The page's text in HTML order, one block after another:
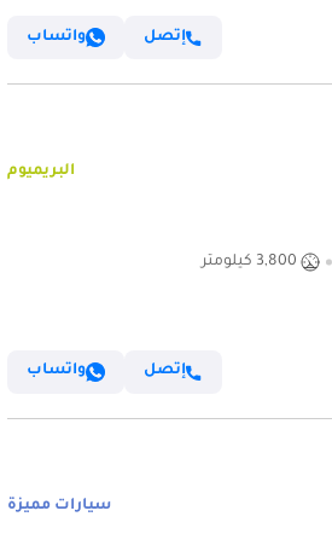
إتصل واتساب
البريميوم
3,800 كيلومتر
إتصل واتساب
سيارات مميزة